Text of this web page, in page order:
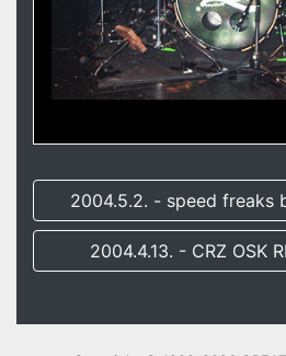
2004.5.2. - speed freaks
2004.4.13. - CRZ OSK